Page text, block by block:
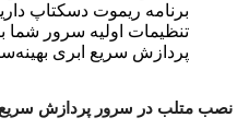
برنامه ریموت دسکتاپ
تنظیمات اولیه سرور
پردازش سریع ابری
نصب متلب در سرور پردازش